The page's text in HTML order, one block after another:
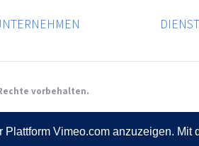
Vimeo.com anzuzeigen.
vorbehalten.